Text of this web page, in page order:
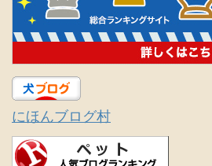
にほんブログ村